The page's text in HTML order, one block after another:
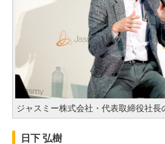
ジャスミー株式会社・代表取締役社長
日下 弘樹